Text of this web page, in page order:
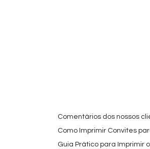
Comentários dos nossos
Como Imprimir Convites
Guia Prático para Imprimir